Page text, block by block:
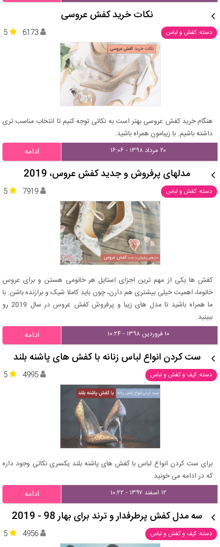
نکات خرید کفش عروسی
دسته: کفش و لباس 5 6173
هنگام خرید کفش عروسی بهتر است به نکاتی توجه کنیم تا انتخاب مناسب تری
داشته باشیم. با زیبامون همراه باشید.
۲۰ مرداد ۱۳۹۸ - ۱۶:۰۶ ادامه
مدلهای پرفروش و جدید کفش عروس، 2019
دسته: کفش و لباس 5 7919
کفش ها یکی از مهم ترین اجزای استایل هر خانومی هستن و برای عروس
خانوما، اهمیت خیلی بیشتری هم دارن، چون باید کاملا شیک و برازنده باشن. با
ما همراه باشید تا مدل های زیبا و پرفروش کفش عروس در سال 2019 رو
ببینید.
۱۰ فروردین ۱۳۹۸ - ۱۰:۲۴ ادامه
ست کردن انواع لباس زنانه با کفش های پاشنه بلند
دسته: کیف و کفش و لباس 5 4995
برای ست کردن انواع لباس با کفش های پاشنه بلند یکسری نکاتی وجود داره
که در ادامه می خونید.
۱۲ اسفند ۱۳۹۷ - ۱۰:۲۲ ادامه
سه مدل کفش پرطرفدار و ترند برای بهار 98 - 2019
دسته: کیف و کفش و لباس 5 4956